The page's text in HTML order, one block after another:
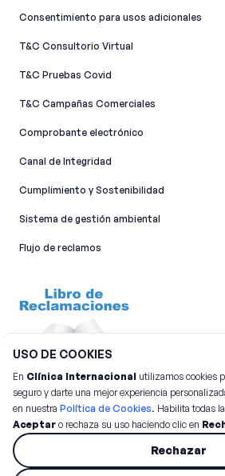
Consentimiento para usos adicionales
T&C Consultorio Virtual
T&C Pruebas Covid
T&C Campañas Comerciales
Comprobante electrónico
Canal de Integridad​
Cumplimiento y Sostenibilidad
Sistema de gestión ambiental
Flujo de reclamos
©2026Clínica
Todos los derechos
USO DE COOKIES
En Clínica Internacional utilizamos cookies
seguro y darte una mejor experiencia
en nuestra Política de Cookies. Habilita todas
Aceptar o rechaza su uso haciendo clic en
Rechazar